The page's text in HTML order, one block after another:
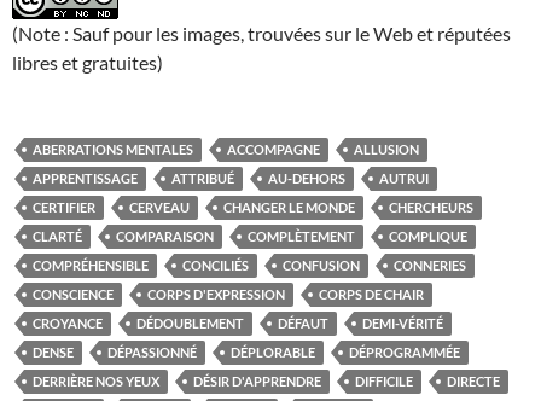
(Note : Sauf pour les images, trouvées sur le Web et réputées
libres et gratuites)
ABERRATIONS MENTALES ACCOMPAGNE
ALLUSION
APPRENTISSAGE
ATTRIBUÉ AU-DEHORS
AUTRUI
CERTIFIER
CERVEAU CHANGER LE MONDE
CHERCHEURS
CLARTÉ
COMPARAISON COMPLÈTEMENT
COMPLIQUE
COMPRÉHENSIBLE
CONCILIÉS CONFUSION
CONNERIES
CONSCIENCE
CORPS D'EXPRESSION
CORPS DE CHAIR
CROYANCE
DÉDOUBLEMENT DÉFAUT
DEMI-VÉRITÉ
DENSE
DÉPASSIONNÉ DÉPLORABLE
DÉPROGRAMMÉE
DERRIÈRE NOS YEUX
DÉSIR D'APPRENDRE DIFFICILE
DIRECTE